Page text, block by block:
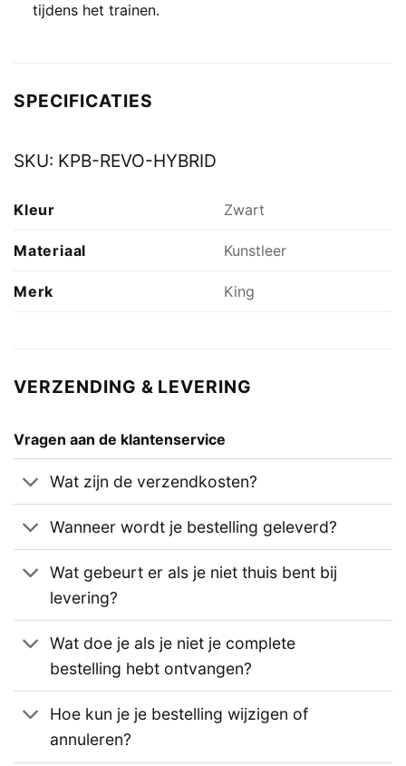
tijdens het trainen.
SPECIFICATIES
SKU: KPB-REVO-HYBRID
Kleur Zwart
Materiaal Kunstleer
Merk King
VERZENDING & LEVERING
Vragen aan de klantenservice
Wat zijn de verzendkosten?
Wanneer wordt je bestelling geleverd?
Wat gebeurt er als je niet thuis bent bij
levering?
Wat doe je als je niet je complete
bestelling hebt ontvangen?
Hoe kun je je bestelling wijzigen of
annuleren?